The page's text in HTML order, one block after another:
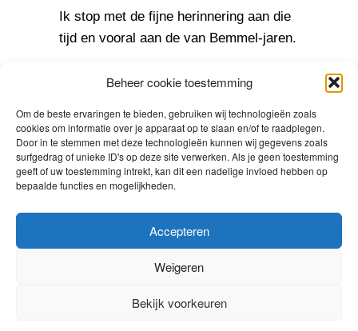
Beheer cookie toestemming
Om de beste ervaringen te bieden, gebruiken wij technologieën zoals
cookies om informatie over je apparaat op te slaan en/of te raadplegen.
Door in te stemmen met deze technologieën kunnen wij gegevens zoals
surfgedrag of unieke ID's op deze site verwerken. Als je geen toestemming
geeft of uw toestemming intrekt, kan dit een nadelige invloed hebben op
bepaalde functies en mogelijkheden.
Accepteren
Weigeren
Bekijk voorkeuren
Ik stop met de fijne herinnering aan die
tijd en vooral aan de van Bemmel-jaren.
Ik hoop nog enkele oude jaargenoten op
de komende reünie in 2018 te
ontmoeten en breng als slot een dank
meewerkten om een geslaagde reünie
te bewerkstelligen.
Arthur Boere © 2018